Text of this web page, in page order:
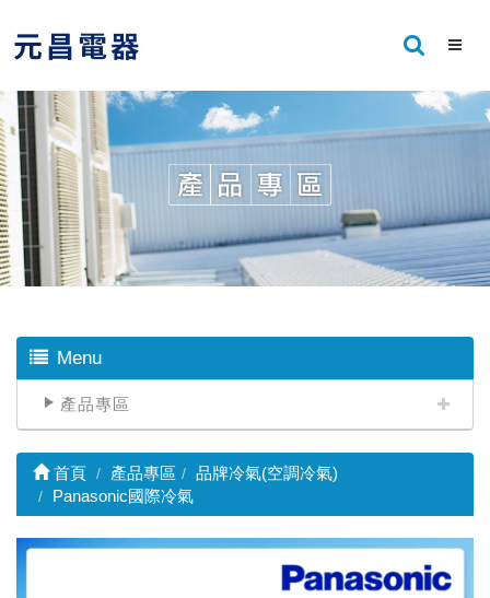
Menu
產品專區
首頁 產品專區
品牌冷氣(空調冷氣)
Panasonic國際冷氣